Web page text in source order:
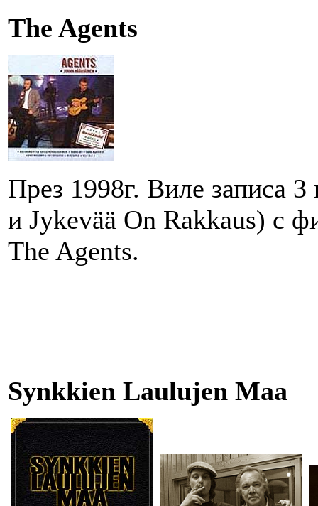
The Agents
През 1998г. Виле записа
и Jykevää On Rakkaus) с
The Agents.
Synkkien Laulujen Maa